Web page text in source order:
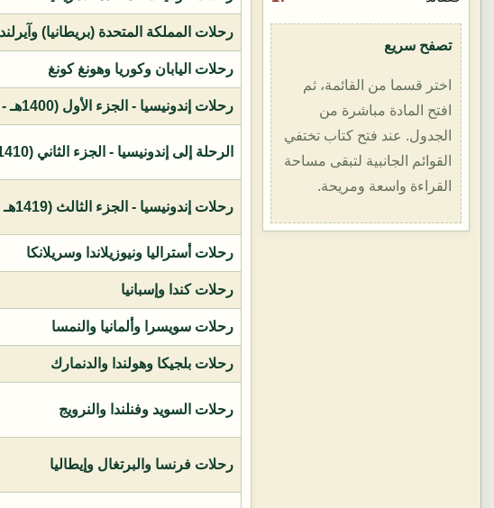
تصفح سريع
اختر قسما من القائمة، ثم
افتح المادة مباشرة من
الجدول. عند فتح كتاب تختفي
القوائم الجانبية لتبقى مساحة
القراءة واسعة ومريحة.
رحلات المملكة المتحدة (بريطانيا) وآيرلندا
رحلات اليابان وكوريا وهونغ كونغ
رحلات إندونيسيا - الجزء الأول (1400هـ - 1980م)
الرحلة إلى إندونيسيا - الجزء الثاني (1410هـ - 1990م)
رحلات إندونيسيا - الجزء الثالث (1419هـ - 1989م)
رحلات أستراليا ونيوزيلاندا وسريلانكا
رحلات كندا وإسبانيا
رحلات سويسرا وألمانيا والنمسا
رحلات بلجيكا وهولندا والدنمارك
رحلات السويد وفنلندا والنرويج
رحلات فرنسا والبرتغال وإيطاليا